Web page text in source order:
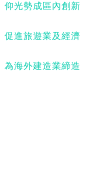
光勢成區內創新
進旅遊業及經濟
海外建造業締造